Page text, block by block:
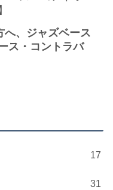
へ、ジャズベース
ス・コントラバ
17
31